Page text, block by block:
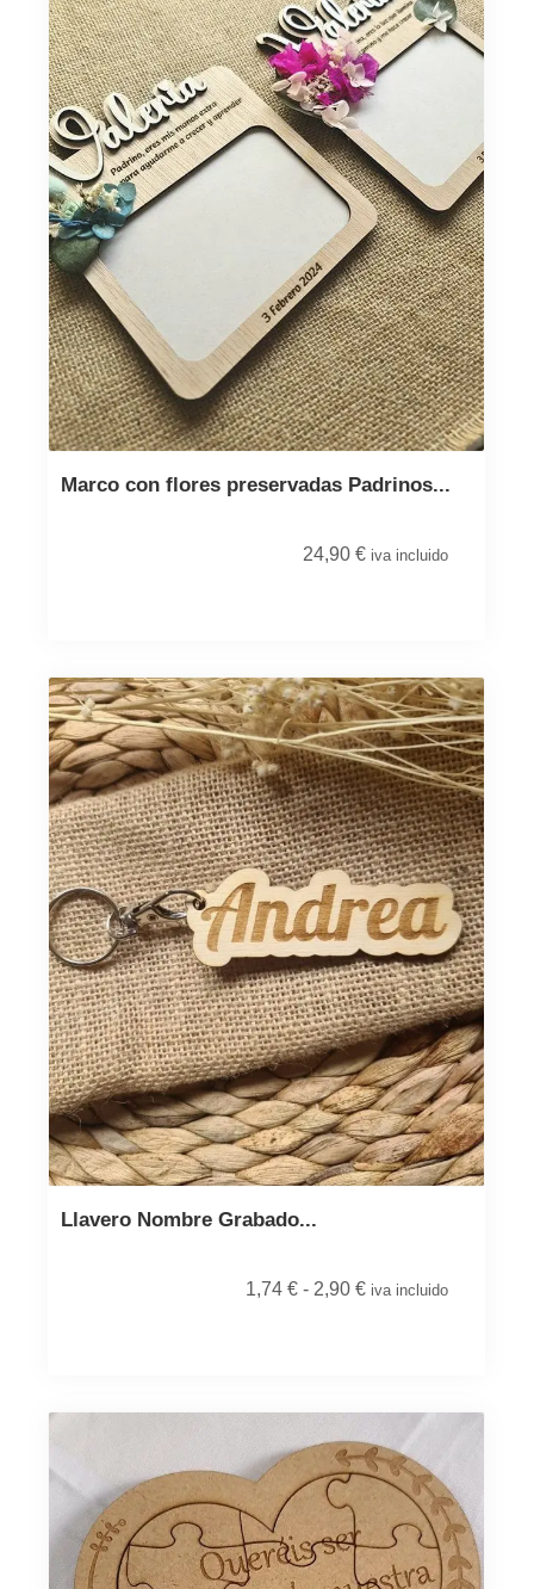
Marco con flores preservadas Padrinos...
24,90 € iva incluido
Llavero Nombre Grabado...
1,74 € - 2,90 € iva incluido